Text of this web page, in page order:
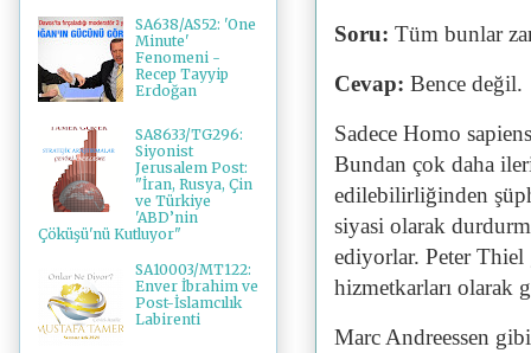
Soru: Tüm bunlar
Cevap: Bence değil.
Sadece Homo
Bundan çok daha
edilebilirliğinden
siyasi olarak
ediyorlar. Peter
hizmetkarları olarak
Marc Andreessen
SA638/AS52: 'One
Minute'
Fenomeni -
Recep Tayyip
Erdoğan
SA8633/TG296:
Siyonist
Jerusalem Post:
"İran, Rusya, Çin
ve Türkiye
'ABD’nin
Çöküşü'nü Kutluyor"
SA10003/MT122:
Enver İbrahim ve
Post-İslamcılık
Labirenti